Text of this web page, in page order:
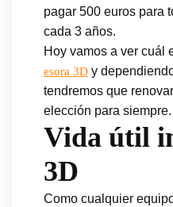
pagar 500 euros para
cada 3 años.
Hoy vamos a ver cuál
esora 3D y
tendremos que
elección para siempre.
Vida útil
3D
Como cualquier